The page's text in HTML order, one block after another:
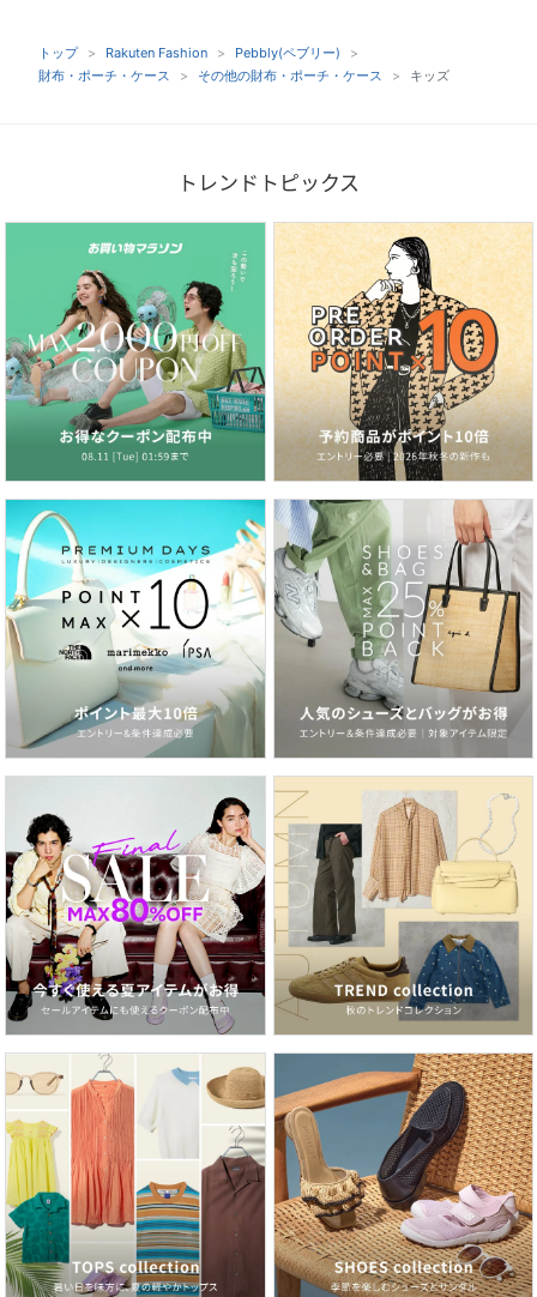
トップ Rakuten Fashion
Pebbly(ペブリー)
財布・ポーチ・ケース
その他の財布・ポーチ・ケース キッズ
トレンドトピックス